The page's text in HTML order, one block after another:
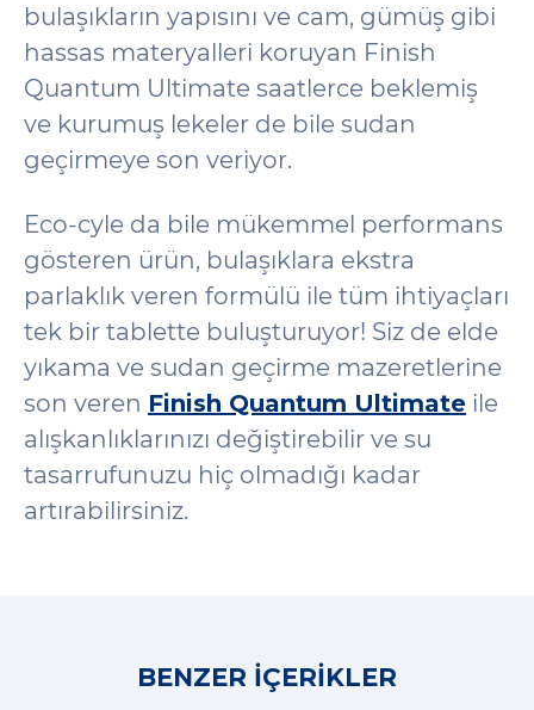
bulaşıkların yapısını ve cam, gümüş gibi
hassas materyalleri koruyan Finish
Quantum Ultimate saatlerce beklemiş
ve kurumuş lekeler de bile sudan
geçirmeye son veriyor.
Eco-cyle da bile mükemmel performans
gösteren ürün, bulaşıklara ekstra
parlaklık veren formülü ile tüm ihtiyaçları
tek bir tablette buluşturuyor! Siz de elde
yıkama ve sudan geçirme mazeretlerine
son veren Finish Quantum Ultimate ile
alışkanlıklarınızı değiştirebilir ve su
tasarrufunuzu hiç olmadığı kadar
artırabilirsiniz.
BENZER İÇERIKLER